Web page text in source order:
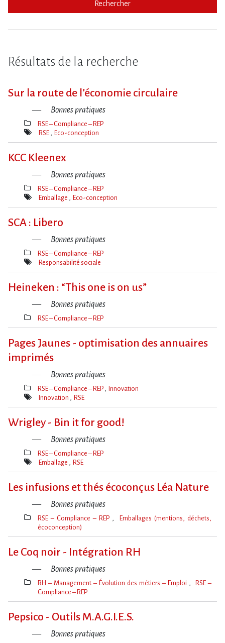
Rechercher
Résultats de la recherche
Sur la route de l​‌’économie circulaire
Bonnes pratiques
Thèmes(s)
RSE – Compliance – REP
Mot(s)-
RSE Eco-conception
KCC Kleenex
Bonnes pratiques
Thèmes(s)
RSE – Compliance – REP
Mot(s)-
Emballage Eco-conception
SCA : Libero
Bonnes pratiques
Thèmes(s)
RSE – Compliance – REP
Mot(s)-
Responsabilité sociale
Heineken : “This one is on us”
Bonnes pratiques
Thèmes(s)
RSE – Compliance – REP
Pages Jaunes - optimisation des annuaires
imprimés
Bonnes pratiques
Thèmes(s)
RSE – Compliance – REP Innovation
Mot(s)-
Innovation RSE
Wrigley - Bin it for good!
Bonnes pratiques
Thèmes(s)
RSE – Compliance – REP
Mot(s)-
Emballage RSE
Les infusions et thés écoconçus Léa Nature
Bonnes pratiques
Thèmes(s)
RSE – Compliance – REP
Emballages (mentions, déchets,
écoconception)
Le Coq noir - Intégration RH
Bonnes pratiques
Thèmes(s)
RH – Management – Évolution des métiers – Emploi
RSE –
Compliance – REP
Pepsico - Outils M.A.G.I.E.S.
Bonnes pratiques